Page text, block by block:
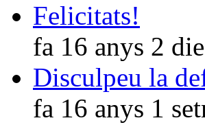
Felicitats!
fa 16 anys 2
Disculpeu la
fa 16 anys 1